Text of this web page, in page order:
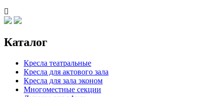
Каталог
Кресла театральные
Кресла для актового зала
Кресла для зала эконом
Многоместные секции